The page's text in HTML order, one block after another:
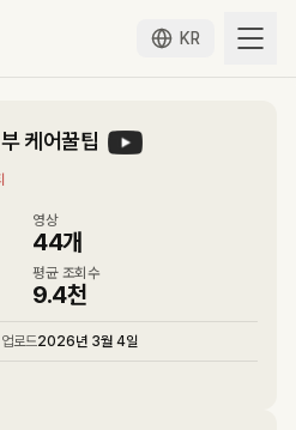
KR
케어꿀팁
영상
44개
평균 조회수
9.4천
로드2026년 3월 4일